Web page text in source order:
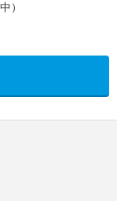
）